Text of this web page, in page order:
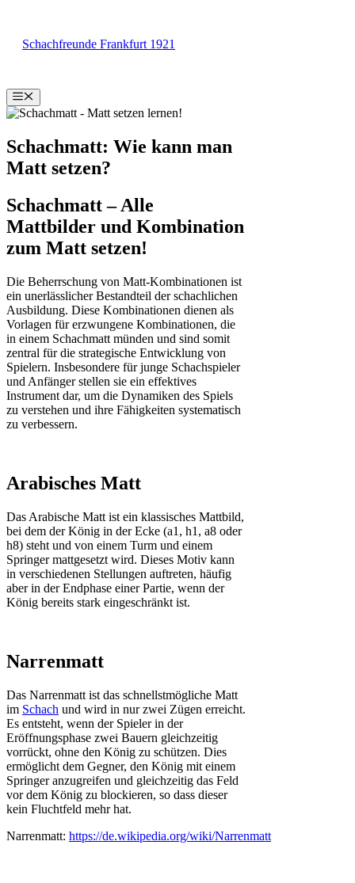
springen
Schachfreunde Frankfurt 1921
Menü
Schachmatt: Wie kann man
Matt setzen?
Schachmatt – Alle
Mattbilder und Kombination
zum Matt setzen!
Die Beherrschung von Matt-Kombinationen ist
ein unerlässlicher Bestandteil der schachlichen
Ausbildung. Diese Kombinationen dienen als
Vorlagen für erzwungene Kombinationen, die
in einem Schachmatt münden und sind somit
zentral für die strategische Entwicklung von
Spielern. Insbesondere für junge Schachspieler
und Anfänger stellen sie ein effektives
Instrument dar, um die Dynamiken des Spiels
zu verstehen und ihre Fähigkeiten systematisch
zu verbessern.
Arabisches Matt
Das Arabische Matt ist ein klassisches Mattbild,
bei dem der König in der Ecke (a1, h1, a8 oder
h8) steht und von einem Turm und einem
Springer mattgesetzt wird. Dieses Motiv kann
in verschiedenen Stellungen auftreten, häufig
aber in der Endphase einer Partie, wenn der
König bereits stark eingeschränkt ist.
Narrenmatt
Das Narrenmatt ist das schnellstmögliche Matt
im Schach und wird in nur zwei Zügen erreicht.
Es entsteht, wenn der Spieler in der
Eröffnungsphase zwei Bauern gleichzeitig
vorrückt, ohne den König zu schützen. Dies
ermöglicht dem Gegner, den König mit einem
Springer anzugreifen und gleichzeitig das Feld
vor dem König zu blockieren, so dass dieser
kein Fluchtfeld mehr hat.
Narrenmatt: https://de.wikipedia.org/wiki/Narrenmatt